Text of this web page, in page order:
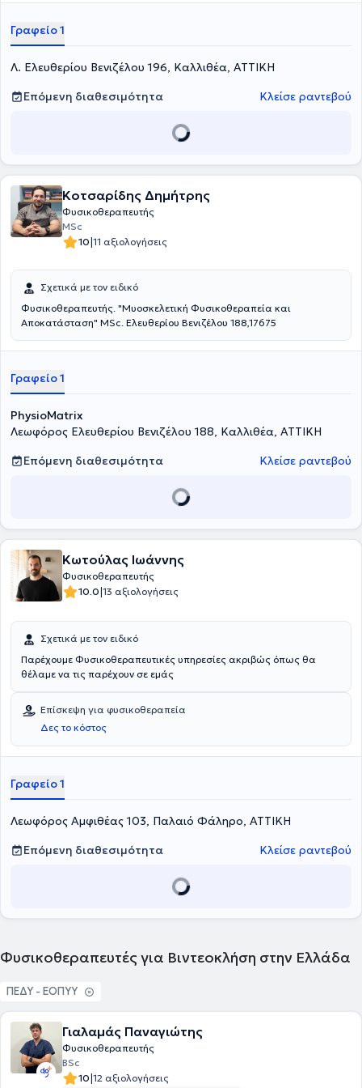
Musculoskeletal Association of Chartered Physiotherapists και του
Πανελλήνιου Συλλόγου Φυσικοθεραπευτών και έχει συμμετάσχει
Γραφείο 1
Λ. Ελευθερίου Βενιζέλου 196, Καλλιθέα, ΑΤΤΙΚΗ
Επόμενη διαθεσιμότητα
Κλείσε ραντεβού
Κοτσαρίδης Δημήτρης
Φυσικοθεραπευτής
MSc
10|11 αξιολογήσεις
Σχετικά με τον ειδικό
Φυσικοθεραπευτής. "Μυοσκελετική Φυσικοθεραπεία και
Αποκατάσταση" MSc. Ελευθερίου Βενιζέλου 188,17675
Γραφείο 1
PhysioMatrix
Λεωφόρος Ελευθερίου Βενιζέλου 188, Καλλιθέα, ΑΤΤΙΚΗ
Επόμενη διαθεσιμότητα
Κλείσε ραντεβού
Κωτούλας Ιωάννης
Φυσικοθεραπευτής
10.0|13 αξιολογήσεις
Σχετικά με τον ειδικό
Παρέχουμε Φυσικοθεραπευτικές υπηρεσίες ακριβώς όπως θα
θέλαμε να τις παρέχουν σε εμάς
Επίσκεψη για φυσικοθεραπεία
Δες το κόστος
Γραφείο 1
Λεωφόρος Αμφιθέας 103, Παλαιό Φάληρο, ΑΤΤΙΚΗ
Επόμενη διαθεσιμότητα
Κλείσε ραντεβού
Φυσικοθεραπευτές για Βιντεοκλήση στην Ελλάδα
ΠΕΔΥ - ΕΟΠΥΥ
Γιαλαμάς Παναγιώτης
Φυσικοθεραπευτής
BSc
10|12 αξιολογήσεις